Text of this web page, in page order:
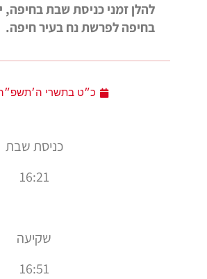
להלן זמני כניסת שבת
בחיפה לפרשת נח בעיר חיפה.
כ״ט בתשרי
כניסת שבת
16:21
שקיעה
16:51